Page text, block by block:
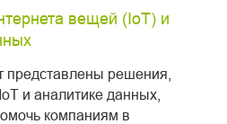
вещей (IoT) и
представлены решения,
и аналитике данных,
компаниям в